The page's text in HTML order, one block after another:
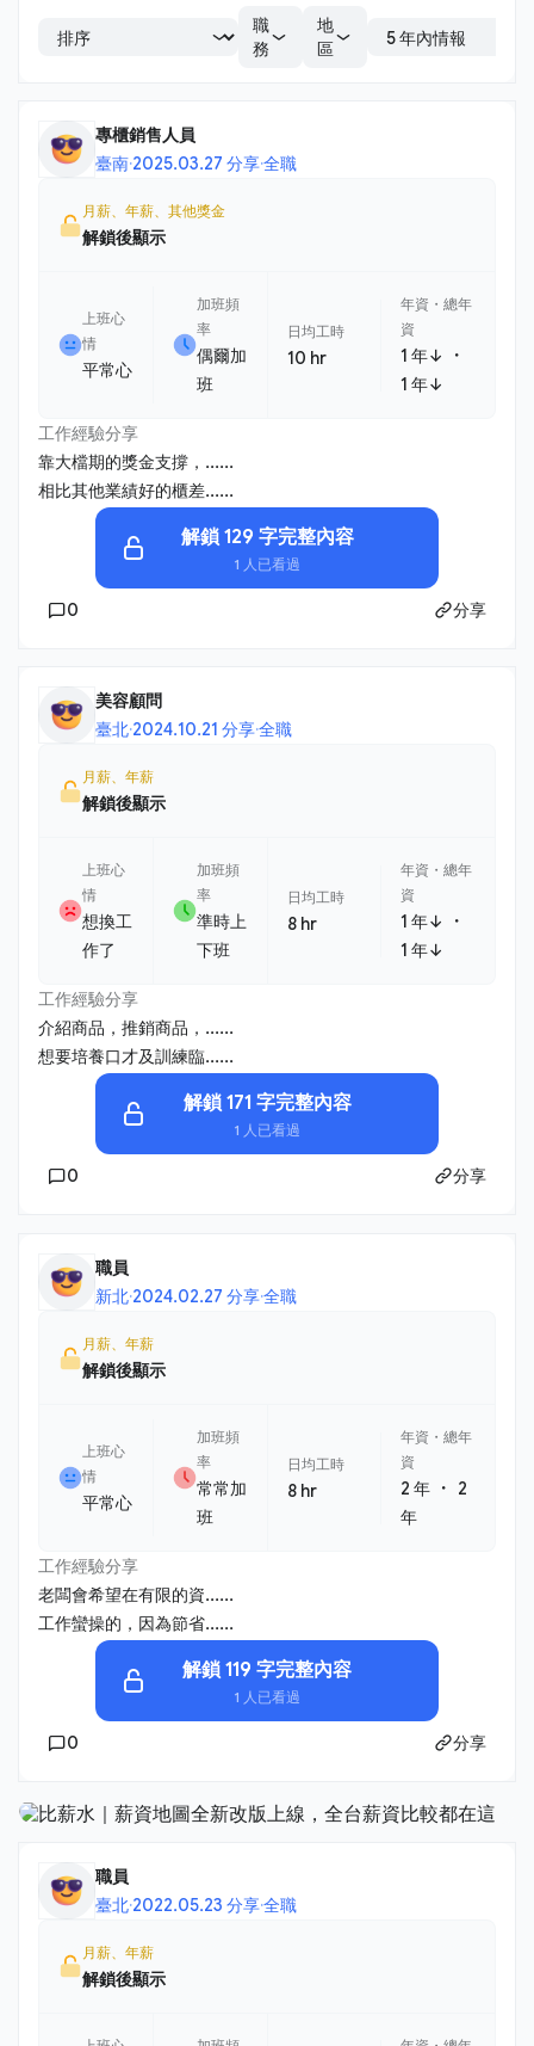
職
務
地
區
專櫃銷售人員
臺南·2025.03.27 分享·全職
月薪、年薪、其他獎金
解鎖後顯示
上班心
情
平常心
加班頻
率
偶爾加
班
日均工時
10 hr
年資・總年
資
1 年↓ ・
1 年↓
工作經驗分享
靠大檔期的獎金支撐，......
相比其他業績好的櫃差......
解鎖 129 字完整內容
1 人已看過
0 分享
美容顧問
臺北·2024.10.21 分享·全職
月薪、年薪
解鎖後顯示
上班心
情
想換工
作了
加班頻
率
準時上
下班
日均工時
8 hr
年資・總年
資
1 年↓ ・
1 年↓
工作經驗分享
介紹商品，推銷商品，......
想要培養口才及訓練臨......
解鎖 171 字完整內容
1 人已看過
0 分享
職員
新北·2024.02.27 分享·全職
月薪、年薪
解鎖後顯示
上班心
情
平常心
加班頻
率
常常加
班
日均工時
8 hr
年資・總年
資
2 年 ・
2
年
工作經驗分享
老闆會希望在有限的資......
工作蠻操的，因為節省......
解鎖 119 字完整內容
1 人已看過
0 分享
職員
臺北·2022.05.23 分享·全職
月薪、年薪
解鎖後顯示